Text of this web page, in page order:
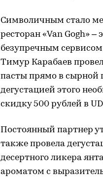
Символичным стало
ресторан «Van Gogh»
безупречным
Тимур Карабаев
пасты прямо в сырной
дегустацией этого
скидку 500 рублей в
Постоянный партнер
также провела
десертного ликера
ароматом с